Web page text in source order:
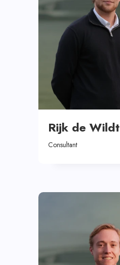
Rijk de Wildt
Consultant